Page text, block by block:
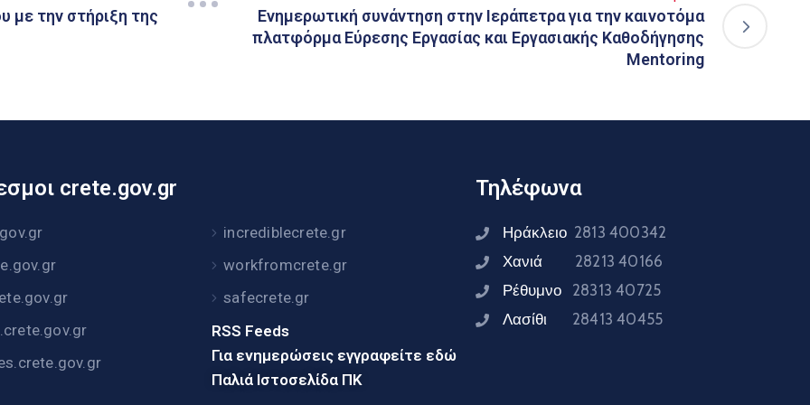
με την στήριξη της
Ενημερωτική συνάντηση στην Ιεράπετρα για την καινοτόμα
πλατφόρμα Εύρεσης Εργασίας και Εργασιακής Καθοδήγησης
Mentoring
crete.gov.gr
incrediblecrete.gr
workfromcrete.gr
safecrete.gr
RSS Feeds
Για ενημερώσεις εγγραφείτε εδώ
Παλιά Ιστοσελίδα ΠΚ
Τηλέφωνα
Ηράκλειο 2813 400342
Χανιά 28213 40166
Ρέθυμνο 28313 40725
Λασίθι 28413 40455